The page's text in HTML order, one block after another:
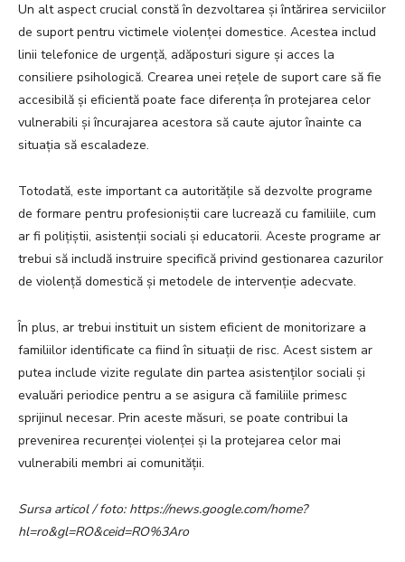
Un alt aspect crucial constă în dezvoltarea și întărirea serviciilor
de suport pentru victimele violenței domestice. Acestea includ
linii telefonice de urgență, adăposturi sigure și acces la
consiliere psihologică. Crearea unei rețele de suport care să fie
accesibilă și eficientă poate face diferența în protejarea celor
vulnerabili și încurajarea acestora să caute ajutor înainte ca
situația să escaladeze.
Totodată, este important ca autoritățile să dezvolte programe
de formare pentru profesioniștii care lucrează cu familiile, cum
ar fi polițiștii, asistenții sociali și educatorii. Aceste programe ar
trebui să includă instruire specifică privind gestionarea cazurilor
de violență domestică și metodele de intervenție adecvate.
În plus, ar trebui instituit un sistem eficient de monitorizare a
familiilor identificate ca fiind în situații de risc. Acest sistem ar
putea include vizite regulate din partea asistenților sociali și
evaluări periodice pentru a se asigura că familiile primesc
sprijinul necesar. Prin aceste măsuri, se poate contribui la
prevenirea recurenței violenței și la protejarea celor mai
vulnerabili membri ai comunității.
Sursa articol / foto: https://news.google.com/home?
hl=ro&gl=RO&ceid=RO%3Aro